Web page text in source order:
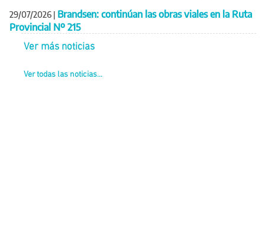
29/07/2026 | Brandsen: continúan las obras viales en la Ruta
Provincial Nº 215
Ver más noticias
Ver todas las noticias...